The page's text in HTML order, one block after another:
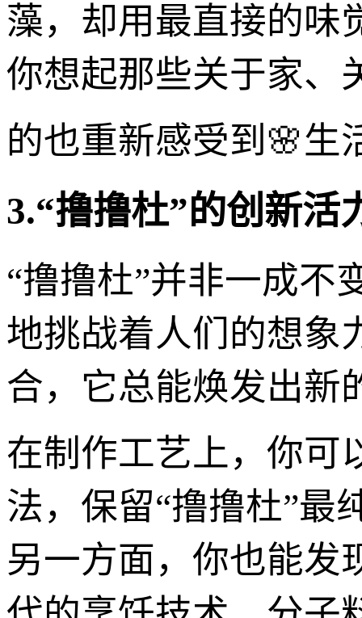
藻，却用最直接的味
你想起那些关于家
的也重新感受到🌸生
3.“撸撸杜”的创新活
“撸撸杜”并非一成不
地挑战着人们的想象
合，它总能焕发出新
在制作工艺上，你可
法，保留“撸撸杜”最
另一方面，你也能发